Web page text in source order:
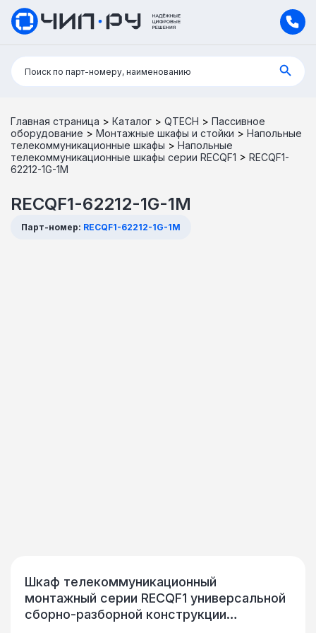
Поиск:
Поиск по парт-номеру, наименованию
Главная страница > Каталог > QTECH > Пассивное
оборудование > Монтажные шкафы и стойки > Напольные
телекоммуникационные шкафы > Напольные
телекоммуникационные шкафы серии RECQF1 > RECQF1-
62212-1G-1M
RECQF1-62212-1G-1M
Парт-номер: RECQF1-62212-1G-1M
Шкаф телекоммуникационный
монтажный серии RECQF1 универсальной
сборно-разборной конструкции